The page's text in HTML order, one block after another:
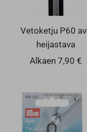
Vetoketju P60 avo
heijastava
Alennushinta
Alkaen 7,90 €